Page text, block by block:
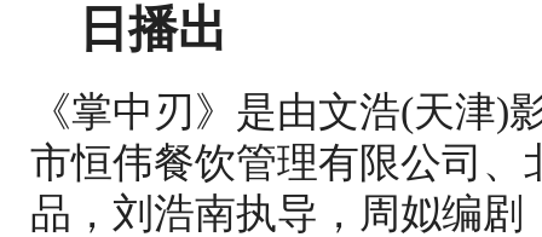
日播出
《掌中刃》是由文浩(天津)
市恒伟餐饮管理有限公司
品，刘浩南执导，周姒编